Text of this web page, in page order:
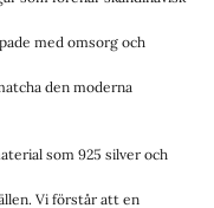
med omsorg och
den moderna
som 925 silver och
Vi förstår att en